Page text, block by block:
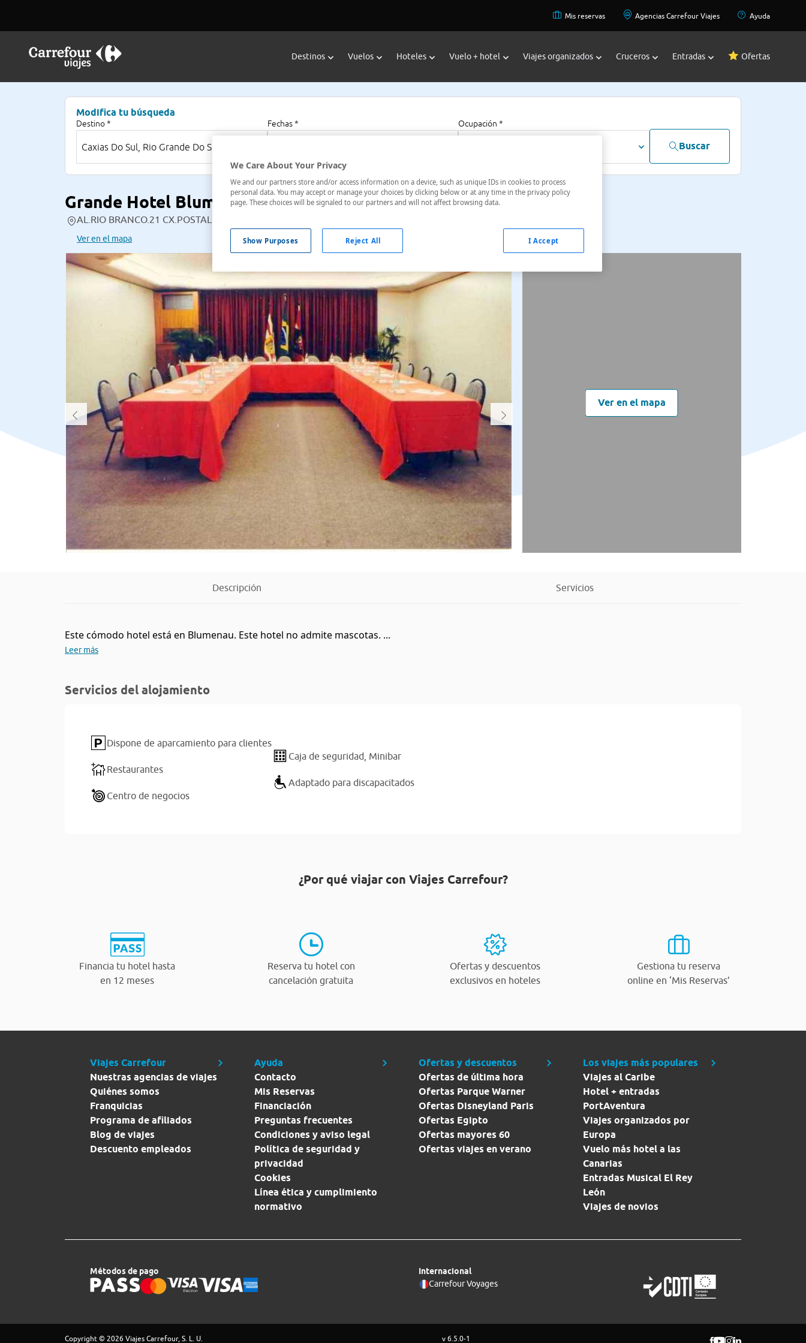
Mis reservas Agencias Carrefour Viajes Ayuda
Destinos Vuelos Hoteles Vuelo + hotel Viajes organizados Cruceros Entradas Ofertas
Modifica tu búsqueda
Destino * Fechas * Ocupación *
Buscar
Grande Hotel Blumenau
AL.RIO BRANCO.21 CX.POSTAL 571, , Caxias Do Sul, Rio Grande Do Sul, Brasil
Ver en el mapa
Ver en el mapa
Descripción Servicios
Este cómodo hotel está en Blumenau. Este hotel no admite mascotas. ...
Leer más
Servicios del alojamiento
Dispone de aparcamiento para clientes
Restaurantes
Centro de negocios
Caja de seguridad, Minibar
Adaptado para discapacitados
¿Por qué viajar con Viajes Carrefour?
Financia tu hotel hasta
en 12 meses
Reserva tu hotel con
cancelación gratuita
Ofertas y descuentos
exclusivos en hoteles
Gestiona tu reserva
online en ‘Mis Reservas’
Viajes Carrefour
Nuestras agencias de viajes
Quiénes somos
Franquicias
Programa de afiliados
Blog de viajes
Descuento empleados
Ayuda
Contacto
Mis Reservas
Financiación
Preguntas frecuentes
Condiciones y aviso legal
Política de seguridad y
privacidad
Cookies
Línea ética y cumplimiento
normativo
Ofertas y descuentos
Ofertas de última hora
Ofertas Parque Warner
Ofertas Disneyland Paris
Ofertas Egipto
Ofertas mayores 60
Ofertas viajes en verano
Los viajes más populares
Viajes al Caribe
Hotel + entradas
PortAventura
Viajes organizados por
Europa
Vuelo más hotel a las
Canarias
Entradas Musical El Rey
León
Viajes de novios
Métodos de pago
Internacional
Carrefour Voyages
Copyright © 2026 Viajes Carrefour, S. L. U. v 6.5.0-1
We Care About Your Privacy
We and our partners store and/or access information on a device, such as unique IDs in cookies to process
personal data. You may accept or manage your choices by clicking below or at any time in the privacy policy
page. These choices will be signaled to our partners and will not affect browsing data.
Show Purposes Reject All I Accept